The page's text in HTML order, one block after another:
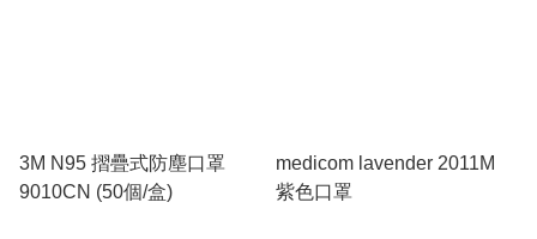
3M N95 摺疊式防塵口罩
9010CN (50個/盒)
medicom lavender 2011M
紫色口罩